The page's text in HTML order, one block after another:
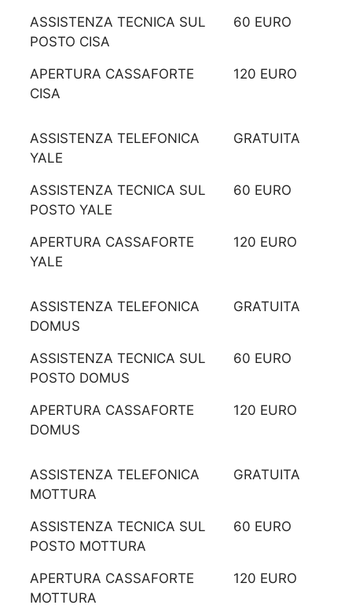
ASSISTENZA TECNICA SUL
POSTO CISA
60 EURO
APERTURA CASSAFORTE
CISA
120 EURO
ASSISTENZA TELEFONICA
YALE
GRATUITA
ASSISTENZA TECNICA SUL
POSTO YALE
60 EURO
APERTURA CASSAFORTE
YALE
120 EURO
ASSISTENZA TELEFONICA
DOMUS
GRATUITA
ASSISTENZA TECNICA SUL
POSTO DOMUS
60 EURO
APERTURA CASSAFORTE
DOMUS
120 EURO
ASSISTENZA TELEFONICA
MOTTURA
GRATUITA
ASSISTENZA TECNICA SUL
POSTO MOTTURA
60 EURO
APERTURA CASSAFORTE
MOTTURA
120 EURO